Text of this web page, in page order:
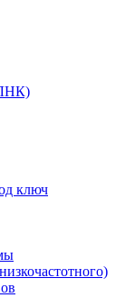
ключ